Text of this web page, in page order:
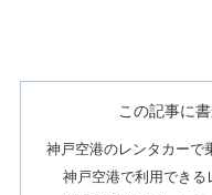
この記事に
神戸空港のレンタカーで
神戸空港で利用できる